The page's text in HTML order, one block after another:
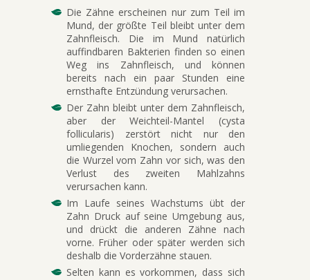
Die Zähne erscheinen nur zum Teil im
Mund, der größte Teil bleibt unter dem
Zahnfleisch. Die im Mund natürlich
auffindbaren Bakterien finden so einen
Weg ins Zahnfleisch, und können
bereits nach ein paar Stunden eine
ernsthafte Entzündung verursachen.
Der Zahn bleibt unter dem Zahnfleisch,
aber der Weichteil-Mantel (cysta
follicularis) zerstört nicht nur den
umliegenden Knochen, sondern auch
die Wurzel vom Zahn vor sich, was den
Verlust des zweiten Mahlzahns
verursachen kann.
Im Laufe seines Wachstums übt der
Zahn Druck auf seine Umgebung aus,
und drückt die anderen Zähne nach
vorne. Früher oder später werden sich
deshalb die Vorderzähne stauen.
Selten kann es vorkommen, dass sich